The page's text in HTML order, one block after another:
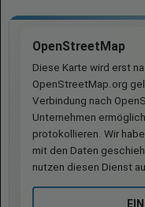
OpenStreetMap
Diese Karte wird erst
OpenStreetMap.org
Verbindung nach
Unternehmen
protokollieren. Wir
mit den Daten
nutzen diesen Dienst